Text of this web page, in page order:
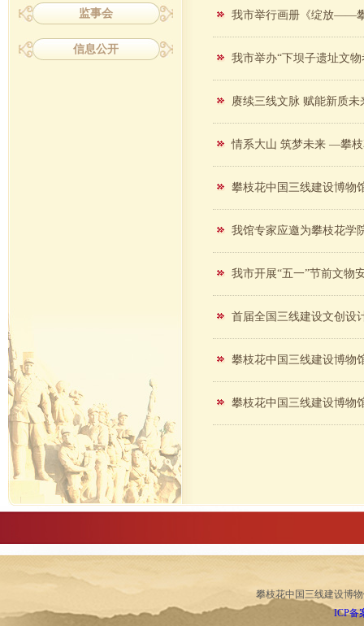
监事会
信息公开
我市举行画册《绽放——
我市举办“下坝子遗址文
赓续三线文脉 赋能新质
情系大山 筑梦未来 —攀枝
攀枝花中国三线建设博物
我馆专家应邀为攀枝花学
我市开展“五一”节前文物
首届全国三线建设文创设
攀枝花中国三线建设博物
攀枝花中国三线建设博物
攀枝花中国三线建设博
ICP备